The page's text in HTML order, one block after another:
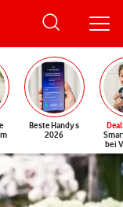
Beste Handys
2026
Deal
bei